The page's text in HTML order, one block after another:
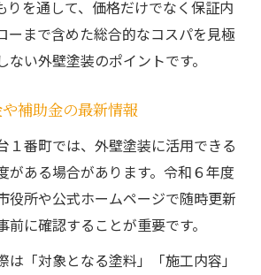
りを通して、価格だけでなく保証内
ーまで含めた総合的なコスパを見極
い外壁塗装のポイントです。
補助金の最新情報
１番町では、外壁塗装に活用できる
がある場合があります。令和６年度
役所や公式ホームページで随時更新
前に確認することが重要です。
は「対象となる塗料」「施工内容」